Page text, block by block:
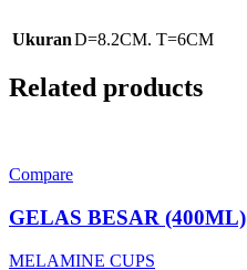
UkuranD=8.2CM. T=6CM
Related products
Compare
GELAS BESAR (400ML)
MELAMINE CUPS